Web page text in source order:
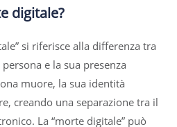
digitale?
si riferisce alla differenza tra
e la sua presenza
muore, la sua identità
creando una separazione tra il
La “morte digitale” può